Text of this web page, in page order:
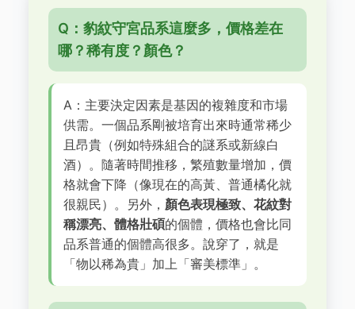
Q：豹紋守宮品系這麼多，價格差在
哪？稀有度？顏色？
A：主要決定因素是基因的複雜度和市場
供需。一個品系剛被培育出來時通常稀少
且昂貴（例如特殊組合的謎系或新線白
酒）。隨著時間推移，繁殖數量增加，價
格就會下降（像現在的高黃、普通橘化就
很親民）。另外， 顏色表現極致、花紋對
稱漂亮、體格壯碩的個體，價格也會比同
品系普通的個體高很多。說穿了，就是
「物以稀為貴」加上「審美標準」。